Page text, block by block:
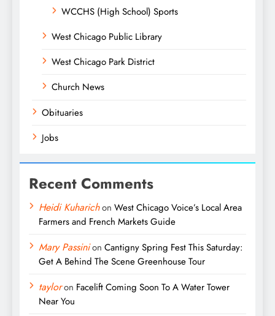
WCCHS (High School) Sports
West Chicago Public Library
West Chicago Park District
Church News
Obituaries
Jobs
Recent Comments
Heidi Kuharichon West Chicago Voice’s Local Area
Farmers and French Markets Guide
Mary Passinion Cantigny Spring Fest This Saturday:
Get A Behind The Scene Greenhouse Tour
tayloron Facelift Coming Soon To A Water Tower
Near You